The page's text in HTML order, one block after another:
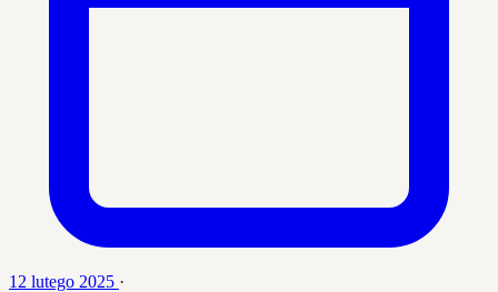
12 lutego 2025 ·